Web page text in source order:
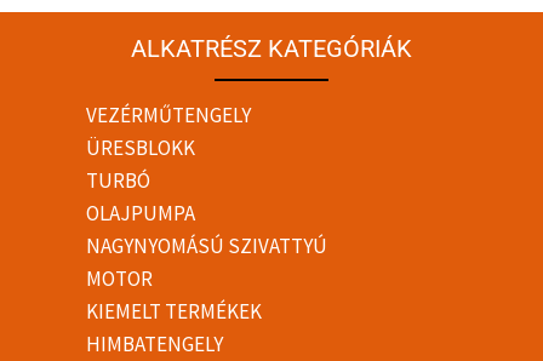
ALKATRÉSZ KATEGÓRIÁK
VEZÉRMŰTENGELY
ÜRESBLOKK
TURBÓ
OLAJPUMPA
NAGYNYOMÁSÚ SZIVATTYÚ
MOTOR
KIEMELT TERMÉKEK
HIMBATENGELY